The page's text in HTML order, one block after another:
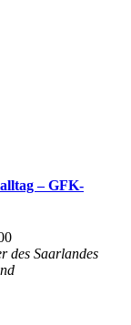
– GFK-
des Saarlandes